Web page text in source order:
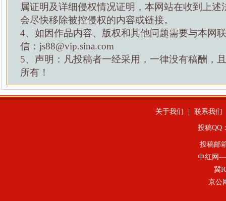
属证明及详细侵权情况证明，本网站在收到上述
会尽快移除被控侵权的内容或链接。
4、如因作品内容、版权和其他问题需要与本网
信：js88@vip.sina.com
5、声明：凡投稿者一经采用，一律没有稿酬，
所有！
关于我们 联系我们
投稿QQ
投稿邮
中红网—
冀
京公